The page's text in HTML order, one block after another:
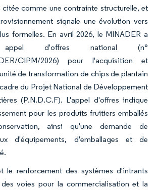
comme une contrainte structurelle, et
signale une évolution vers
formelles. En avril 2026, le MINADER a
d'offres national (n°
CIPM/2026) pour l'acquisition et
de transformation de chips de plantain
du Projet National de Développement
(P.N.D.C.F). L'appel d'offres indique
pour les produits fruitiers emballés
ainsi qu'une demande de
d'équipements, d'emballages et de
le renforcement des systèmes d'intrants
voies pour la commercialisation et la